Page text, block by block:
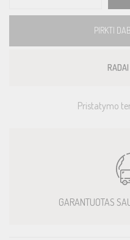
PIRKTI
Pristatymo
GARANTUOTAS